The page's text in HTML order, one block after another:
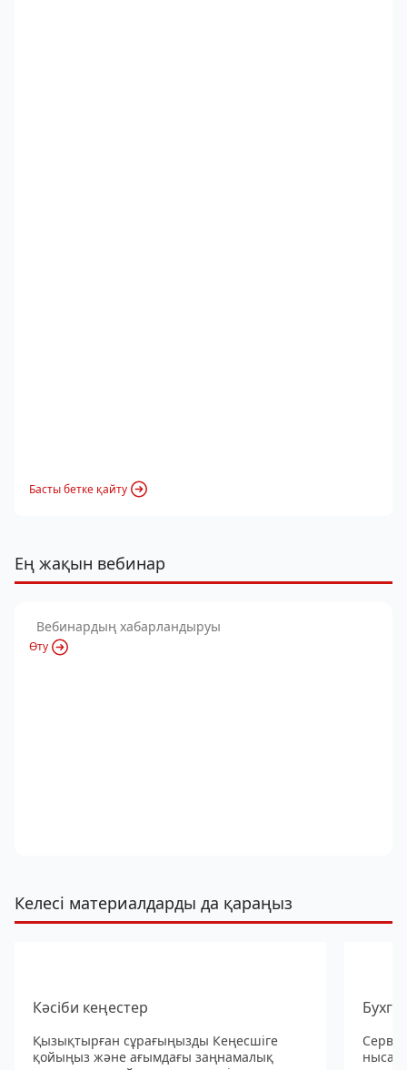
Басты бетке қайту
Ең жақын вебинар
Вебинардың хабарландыруы
Өту
Келесі материалдарды да қараңыз
Кәсіби кеңестер
Қызықтырған сұрағыңызды Кеңесшіге
қойыңыз және ағымдағы заңнамалық